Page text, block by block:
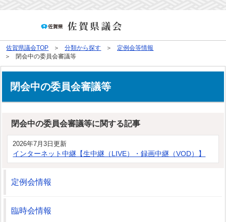
佐賀県議会TOP 分類から探す
定例会等情報
閉会中の委員会審議等
閉会中の委員会審議等
閉会中の委員会審議等に関する記事
2026年7月3日更新
インターネット中継【生中継（LIVE）・録画中継（VOD）】
定例会情報
臨時会情報